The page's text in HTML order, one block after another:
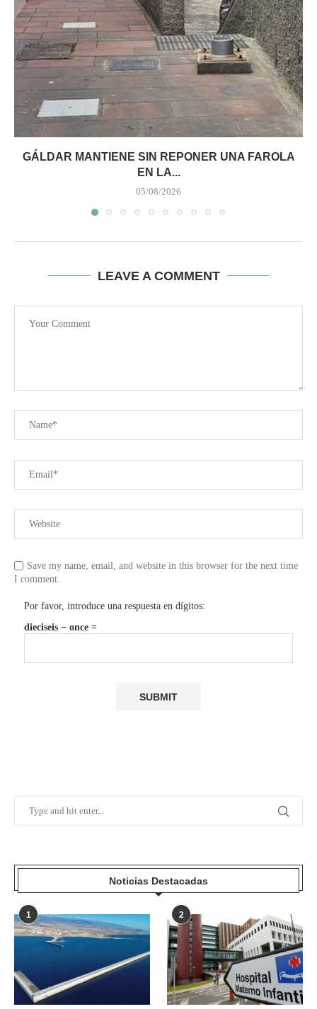
GÁLDAR MANTIENE SIN REPONER UNA FAROLA
EN LA...
05/08/2026
LEAVE A COMMENT
Save my name, email, and website in this browser for the next time
I comment.
Por favor, introduce una respuesta en dígitos:
dieciseis − once =
Noticias Destacadas
1 2